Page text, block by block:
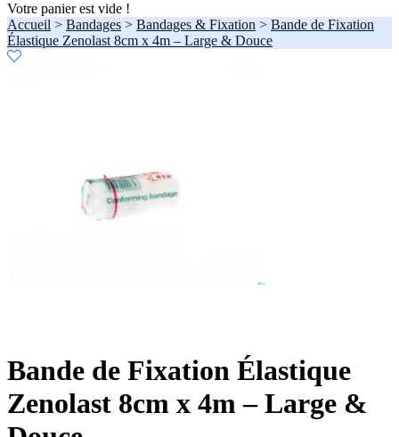
Votre panier est vide !
Accueil > Bandages > Bandages & Fixation > Bande de Fixation
Élastique Zenolast 8cm x 4m – Large & Douce
Bande de Fixation Élastique
Zenolast 8cm x 4m – Large &